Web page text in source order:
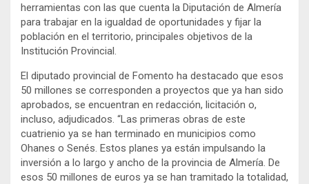
herramientas con las que cuenta la Diputación de Almería
para trabajar en la igualdad de oportunidades y fijar la
población en el territorio, principales objetivos de la
Institución Provincial.
El diputado provincial de Fomento ha destacado que esos
50 millones se corresponden a proyectos que ya han sido
aprobados, se encuentran en redacción, licitación o,
incluso, adjudicados. “Las primeras obras de este
cuatrienio ya se han terminado en municipios como
Ohanes o Senés. Estos planes ya están impulsando la
inversión a lo largo y ancho de la provincia de Almería. De
esos 50 millones de euros ya se han tramitado la totalidad,